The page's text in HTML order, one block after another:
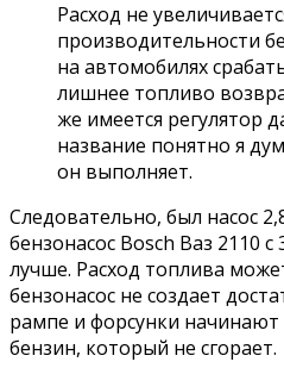
Расход не
производительности
на автомобилях
лишнее топливо
же имеется регулятор
название понятно я
он выполняет.
Следовательно, был насос
бензонасос Bosch Ваз 2110
лучше. Расход топлива
бензонасос не создает
рампе и форсунки начинают
бензин, который не сгорает.